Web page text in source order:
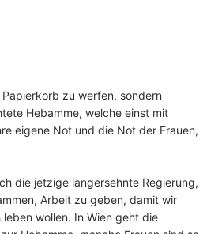
zu werfen, sondern
Hebamme, welche einst mit
eigene Not und die Not der Frauen,
die jetzige langersehnte Regierung,
Arbeit zu geben, damit wir
wollen. In Wien geht die